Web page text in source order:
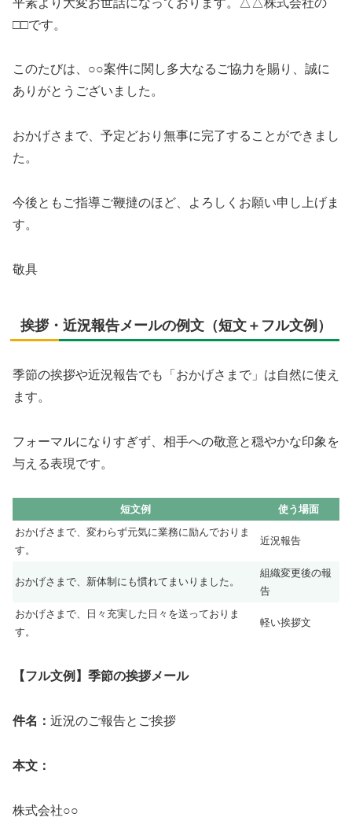
□□です。
このたびは、○○案件に関し多大なるご協力を賜り、誠に
ありがとうございました。
おかげさまで、予定どおり無事に完了することができまし
た。
今後ともご指導ご鞭撻のほど、よろしくお願い申し上げま
す。
敬具
挨拶・近況報告メールの例文（短文＋フル文例）
季節の挨拶や近況報告でも「おかげさまで」は自然に使え
ます。
フォーマルになりすぎず、相手への敬意と穏やかな印象を
与える表現です。
短文例
使う場面
おかげさまで、変わらず元気に業務に励んでおりま
す。
近況報告
おかげさまで、新体制にも慣れてまいりました。
組織変更後の報
告
おかげさまで、日々充実した日々を送っておりま
す。
軽い挨拶文
【フル文例】季節の挨拶メール
件名： 近況のご報告とご挨拶
本文：
株式会社○○